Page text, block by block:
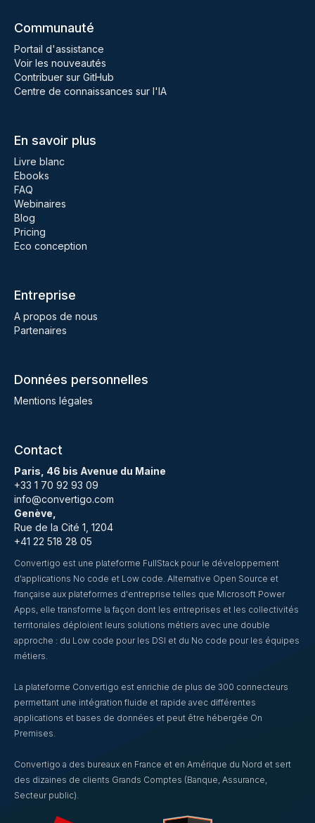
Communauté
Portail d'assistance
Voir les nouveautés
Contribuer sur GitHub
Centre de connaissances sur l'IA
En savoir plus
Livre blanc
Ebooks
FAQ
Webinaires
Blog
Pricing
Eco conception
Entreprise
A propos de nous
Partenaires
Données personnelles
Mentions légales
Contact
Paris, 46 bis Avenue du Maine
+33 1 70 92 93 09
info@convertigo.com
Genève,
Rue de la Cité 1, 1204
+41 22 518 28 05
Convertigo est une plateforme FullStack pour le développement
d'applications No code et Low code. Alternative Open Source et
française aux plateformes d'entreprise telles que Microsoft Power
Apps, elle transforme la façon dont les entreprises et les collectivités
territoriales déploient leurs solutions métiers avec une double
approche : du Low code pour les DSI et du No code pour les équipes
métiers.
La plateforme Convertigo est enrichie de plus de 300 connecteurs
permettant une intégration fluide et rapide avec différentes
applications et bases de données et peut être hébergée On
Premises.
Convertigo a des bureaux en France et en Amérique du Nord et sert
des dizaines de clients Grands Comptes (Banque, Assurance,
Secteur public).